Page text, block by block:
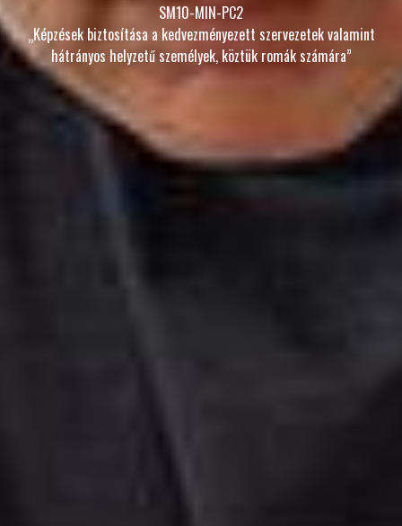
SM10-MIN-PC2
„Képzések biztosítása a kedvezményezett szervezetek valamint
hátrányos helyzetű személyek, köztük romák számára”